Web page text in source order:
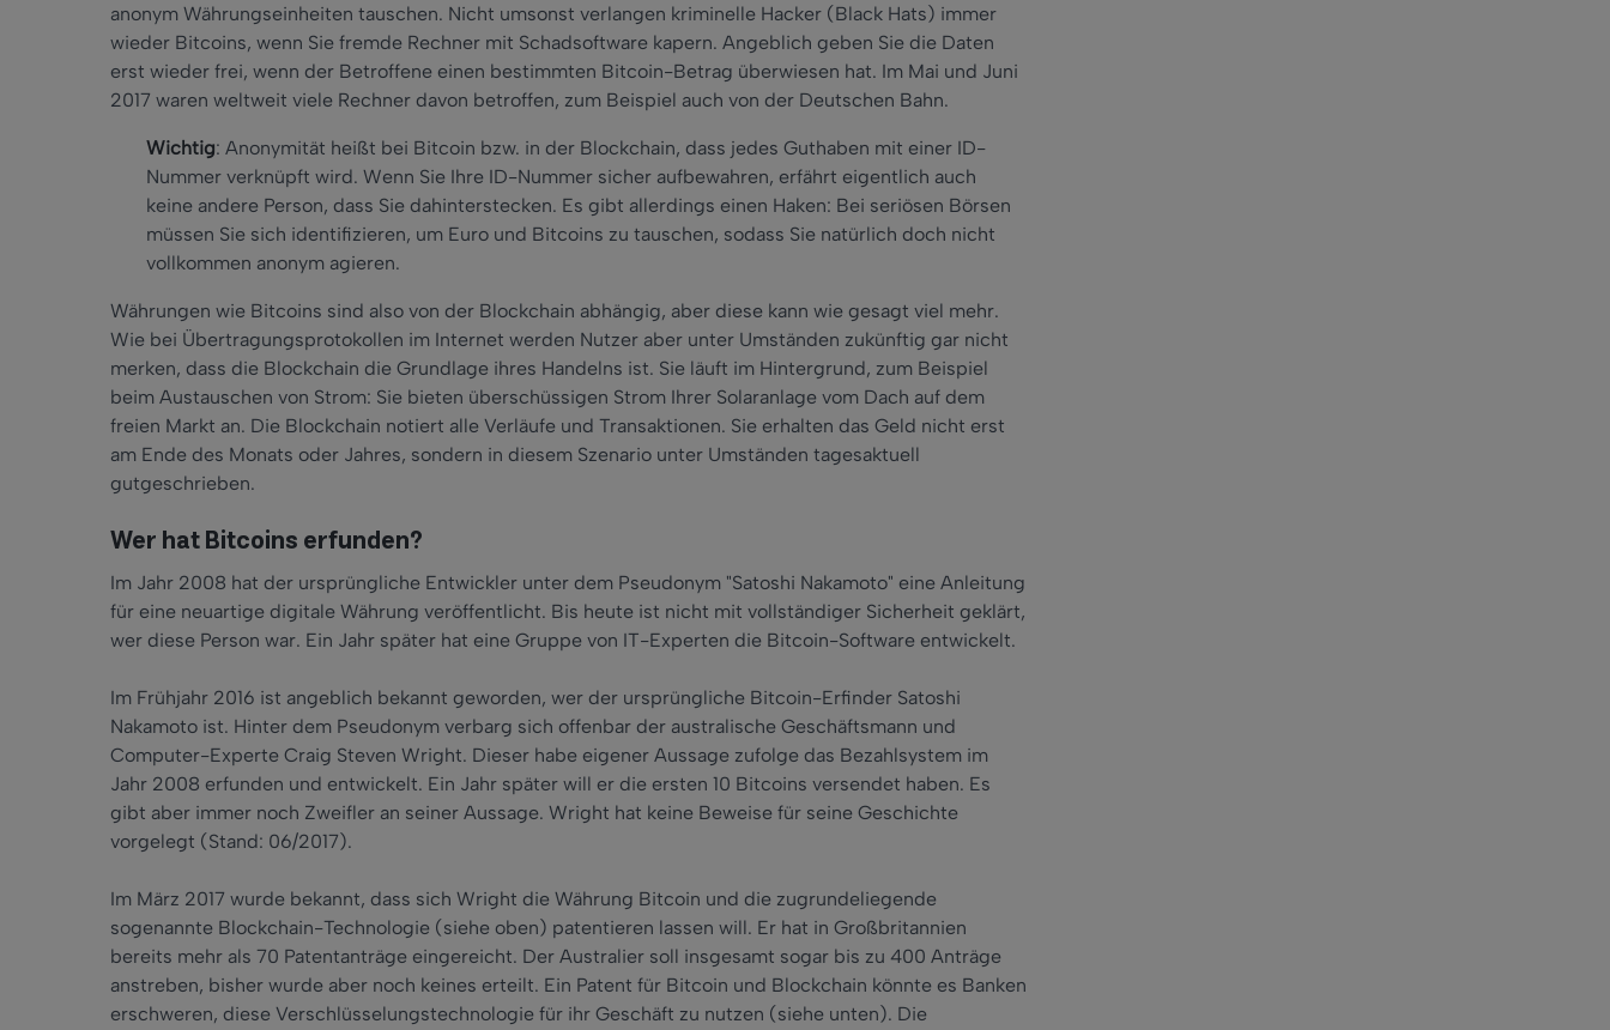
anonym Währungseinheiten tauschen. Nicht umsonst verlangen kriminelle Hacker (Black Hats) immer
wieder Bitcoins, wenn Sie fremde Rechner mit Schadsoftware kapern. Angeblich geben Sie die Daten
erst wieder frei, wenn der Betroffene einen bestimmten Bitcoin-Betrag überwiesen hat. Im Mai und Juni
2017 waren weltweit viele Rechner davon betroffen, zum Beispiel auch von der Deutschen Bahn.
Wichtig: Anonymität heißt bei Bitcoin bzw. in der Blockchain, dass jedes Guthaben mit einer ID-
Nummer verknüpft wird. Wenn Sie Ihre ID-Nummer sicher aufbewahren, erfährt eigentlich auch
keine andere Person, dass Sie dahinterstecken. Es gibt allerdings einen Haken: Bei seriösen Börsen
müssen Sie sich identifizieren, um Euro und Bitcoins zu tauschen, sodass Sie natürlich doch nicht
vollkommen anonym agieren.
Währungen wie Bitcoins sind also von der Blockchain abhängig, aber diese kann wie gesagt viel mehr.
Wie bei Übertragungsprotokollen im Internet werden Nutzer aber unter Umständen zukünftig gar nicht
merken, dass die Blockchain die Grundlage ihres Handelns ist. Sie läuft im Hintergrund, zum Beispiel
beim Austauschen von Strom: Sie bieten überschüssigen Strom Ihrer Solaranlage vom Dach auf dem
freien Markt an. Die Blockchain notiert alle Verläufe und Transaktionen. Sie erhalten das Geld nicht erst
am Ende des Monats oder Jahres, sondern in diesem Szenario unter Umständen tagesaktuell
gutgeschrieben.
Wer hat Bitcoins erfunden?
Im Jahr 2008 hat der ursprüngliche Entwickler unter dem Pseudonym "Satoshi Nakamoto" eine Anleitung
für eine neuartige digitale Währung veröffentlicht. Bis heute ist nicht mit vollständiger Sicherheit geklärt,
wer diese Person war. Ein Jahr später hat eine Gruppe von IT-Experten die Bitcoin-Software entwickelt.
Im Frühjahr 2016 ist angeblich bekannt geworden, wer der ursprüngliche Bitcoin-Erfinder Satoshi
Nakamoto ist. Hinter dem Pseudonym verbarg sich offenbar der australische Geschäftsmann und
Computer-Experte Craig Steven Wright. Dieser habe eigener Aussage zufolge das Bezahlsystem im
Jahr 2008 erfunden und entwickelt. Ein Jahr später will er die ersten 10 Bitcoins versendet haben. Es
gibt aber immer noch Zweifler an seiner Aussage. Wright hat keine Beweise für seine Geschichte
vorgelegt (Stand: 06/2017).
Im März 2017 wurde bekannt, dass sich Wright die Währung Bitcoin und die zugrundeliegende
sogenannte Blockchain-Technologie (siehe oben) patentieren lassen will. Er hat in Großbritannien
bereits mehr als 70 Patentanträge eingereicht. Der Australier soll insgesamt sogar bis zu 400 Anträge
anstreben, bisher wurde aber noch keines erteilt. Ein Patent für Bitcoin und Blockchain könnte es Banken
erschweren, diese Verschlüsselungstechnologie für ihr Geschäft zu nutzen (siehe unten). Die